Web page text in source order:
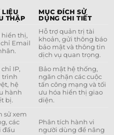
LIỆU
THẬP
MỤC ĐÍCH SỬ
DỤNG CHI TIẾT
hiển thị,
Email
Hỗ trợ quản trị tài
khoản, gửi thông báo
bảo mật và thông tin
dịch vụ quan trọng.
IP,
trình
hệ
hành
bị.
Bảo mật hệ thống,
ngăn chặn các cuộc
tấn công mạng và tối
ưu hóa hiển thị giao
diện.
sử xem
các
đấu
Phân tích hành vi
người dùng để nâng